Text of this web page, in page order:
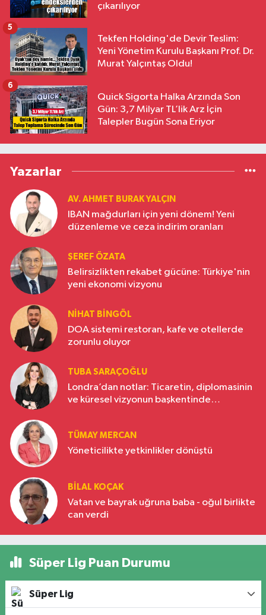
çıkarılıyor
Tekfen Holding'de Devir Teslim:
Yeni Yönetim Kurulu Başkanı Prof. Dr.
Murat Yalçıntaş Oldu!
5
Quick Sigorta Halka Arzında Son
Gün: 3,7 Milyar TL’lik Arz İçin
Talepler Bugün Sona Eriyor
6
Yazarlar
AV. AHMET BURAK YALÇIN
IBAN mağdurları için yeni dönem! Yeni
düzenleme ve ceza indirim oranları
ŞEREF ÖZATA
Belirsizlikten rekabet gücüne: Türkiye'nin
yeni ekonomi vizyonu
NIHAT BINGÖL
DOA sistemi restoran, kafe ve otellerde
zorunlu oluyor
TUBA SARAÇOĞLU
Londra’dan notlar: Ticaretin, diplomasinin
ve küresel vizyonun başkentinde
TÜMAY MERCAN
Yöneticilikte yetkinlikler dönüştü
BILAL KOÇAK
Vatan ve bayrak uğruna baba - oğul birlikte
can verdi
Süper Lig Puan Durumu
Süper Lig